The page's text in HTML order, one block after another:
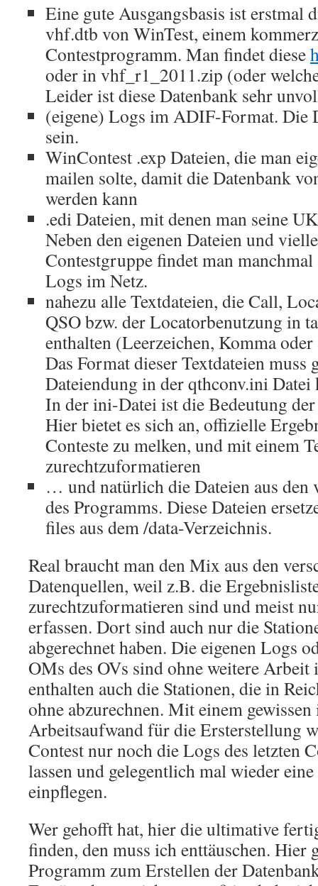
Eine gute Ausgangsbasis ist erstmal
vhf.dtb von WinTest, einem
Contestprogramm. Man findet diese
oder in vhf_r1_2011.zip (oder
Leider ist diese Datenbank sehr
(eigene) Logs im ADIF-Format. Die
sein.
WinContest .exp Dateien, die man
mailen solte, damit die Datenbank
werden kann
.edi Dateien, mit denen man seine
Neben den eigenen Dateien und
Contestgruppe findet man
Logs im Netz.
nahezu alle Textdateien, die Call,
QSO bzw. der Locatorbenutzung in
enthalten (Leerzeichen, Komma
Das Format dieser Textdateien muss
Dateiendung in der qthconv.ini
In der ini-Datei ist die Bedeutung
Hier bietet es sich an, offizielle
Conteste zu melken, und mit einem
zurechtzuformatieren
… und natürlich dieDateien aus den
des Programms. Diese Dateien
files aus dem /data-Verzeichnis.
Real braucht man den Mix aus den
Datenquellen, weil z.B. die
zurechtzuformatieren sind und meist
erfassen. Dort sind auch nur die
abgerechnet haben. Die eigenen Logs
OMs des OVs sind ohne weitere
enthalten auch die Stationen, die in
ohne abzurechnen. Mit einem
Arbeitsaufwand für die Ersterstellung
Contest nur noch die Logs des letzten
lassen und gelegentlich mal wieder
einpflegen.
Wer gehofft hat, hier die ultimative
finden, den muss ich enttäuschen. Hier
Programm zum Erstellen der